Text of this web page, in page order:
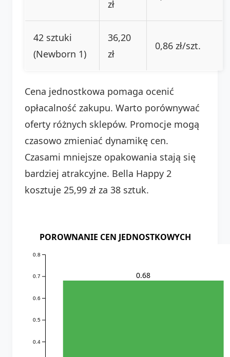
zł
42 sztuki
(Newborn 1)
36,20
zł
0,86 zł/szt.
Cena jednostkowa pomaga ocenić
opłacalność zakupu. Warto porównywać
oferty różnych sklepów. Promocje mogą
czasowo zmieniać dynamikę cen.
Czasami mniejsze opakowania stają się
bardziej atrakcyjne. Bella Happy 2
kosztuje 25,99 zł za 38 sztuk.
POROWNANIE CEN JEDNOSTKOWYCH
0.4
0.5
0.6
0.7
0.8
0.68